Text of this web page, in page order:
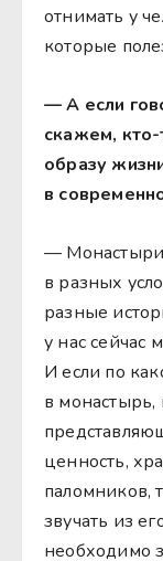
отнимать у
которые
— А если
скажем, кто-
образу
в
— Монастыри
в разных
разные
у нас сейчас
И если по
в
ценность,
паломников,
звучать из
необходимо